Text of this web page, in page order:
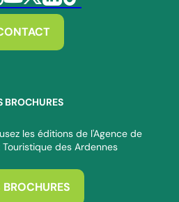
nous sur Facebook
nous sur Instagram
Suivez-nous sur Youtube
Suivez-nous sur Twitter
Suivez-nous sur Linkedin
Suivez-nous sur Tiktok
BROCHURES
les éditions de l'Agence de
des Ardennes